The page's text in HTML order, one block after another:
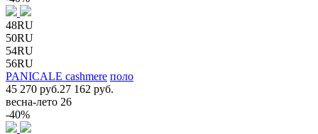
48RU
50RU
54RU
56RU
PANICALE cashmere поло
45 270 руб.27 162 руб.
весна-лето 26
-40%